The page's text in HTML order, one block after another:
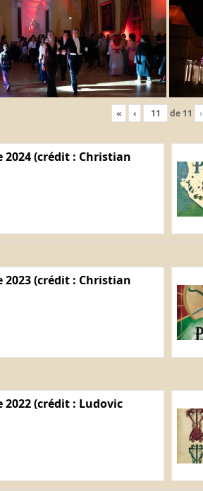
« ‹ de 11 ›
2024 (crédit : Christian
2023 (crédit : Christian
2022 (crédit : Ludovic